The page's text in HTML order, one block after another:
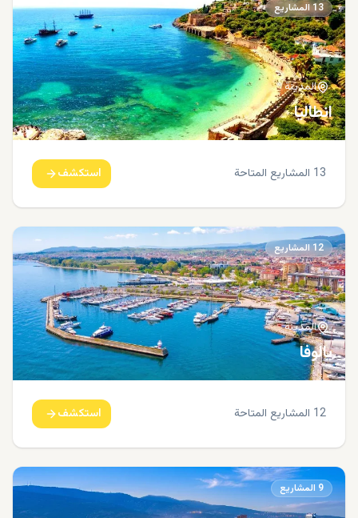
13المشاريع
المدينة
انطاليا
13 المشاريع المتاحة استكشف
12المشاريع
المدينة
يالوفا
12 المشاريع المتاحة استكشف
9المشاريع